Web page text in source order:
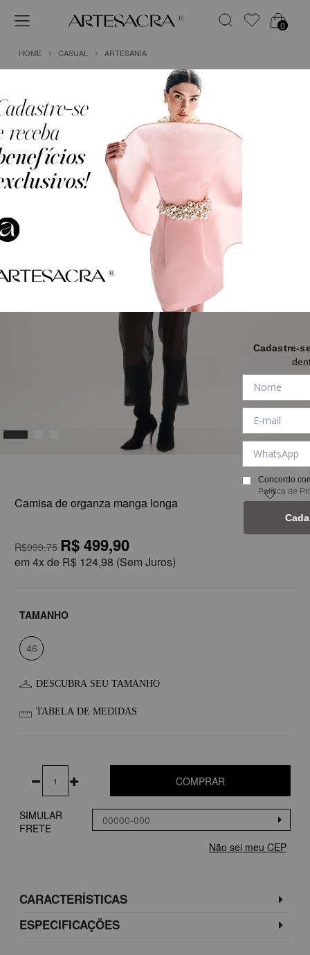
0
HOME CASUAL ARTESANIA
1
Camisa de organza manga longa
R$999,75 R$ 499,90
em 4x de R$ 124,98 (Sem Juros)
TAMANHO
46
DESCUBRA SEU TAMANHO
TABELA DE MEDIDAS
COMPRAR
SIMULAR
FRETE
Não sei meu CEP
CARACTERÍSTICAS
ESPECIFICAÇÕES
Cadastre-
Concordo
Política de